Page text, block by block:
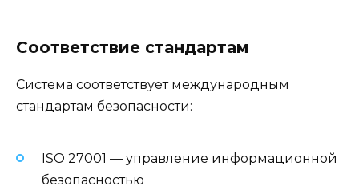
Соответствие стандартам
Система соответствует международным
стандартам безопасности:
ISO 27001 — управление информационной
безопасностью